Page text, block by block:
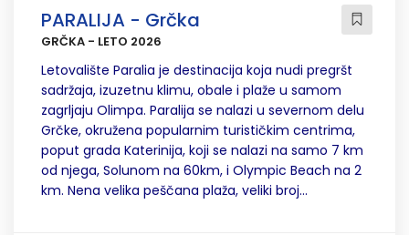
PARALIJA - Grčka
GRČKA - LETO 2026
Letovalište Paralia je destinacija koja nudi pregršt
sadržaja, izuzetnu klimu, obale i plaže u samom
zagrljaju Olimpa. Paralija se nalazi u severnom delu
Grčke, okružena popularnim turističkim centrima,
poput grada Katerinija, koji se nalazi na samo 7 km
od njega, Solunom na 60km, i Olympic Beach na 2
km. Nena velika peščana plaža, veliki broj...